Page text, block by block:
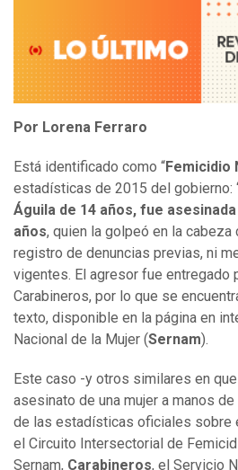
Por Lorena Ferraro
Está identificado como “Femicidio
estadísticas de 2015 del gobierno:
Águila de 14 años, fue
años, quien la golpeó en la cabeza
registro de denuncias previas, ni
vigentes. El agresor fue entregado
Carabineros, por lo que se
texto, disponible en la página en
Nacional de la Mujer (Sernam).
Este caso -y otros similares en
asesinato de una mujer a manos
de las estadísticas oficiales sobre
el Circuito Intersectorial de
Sernam, Carabineros, el Servicio